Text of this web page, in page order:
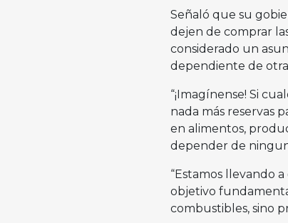
Señaló que su
dejen de comprar
considerado un
dependiente de
“¡Imagínense! Si
nada más reservas
en alimentos,
depender de
“Estamos llevando
objetivo
combustibles, sino